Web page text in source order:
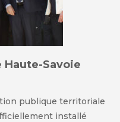
Savoie
publique territoriale
installé